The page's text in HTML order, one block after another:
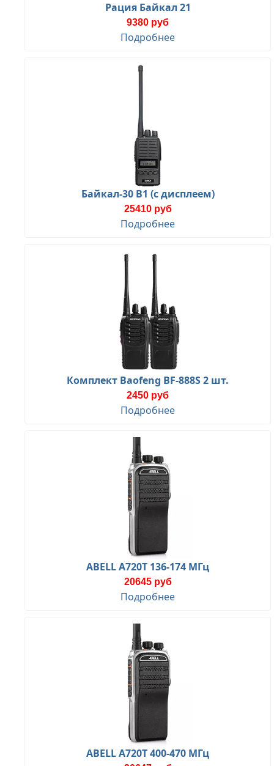
Рация Байкал 21
9380 руб
Подробнее
Байкал-30 В1 (с дисплеем)
25410 руб
Подробнее
Комплект Baofeng BF-888S 2 шт.
2450 руб
Подробнее
ABELL A720T 136-174 МГц
20645 руб
Подробнее
ABELL A720T 400-470 МГц